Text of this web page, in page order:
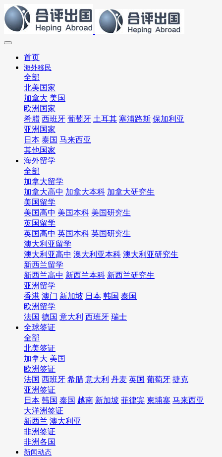
首页
海外移民
全部
北美国家
加拿大 美国
欧洲国家
希腊 西班牙 葡萄牙 土耳其 塞浦路斯 保加利亚
亚洲国家
日本 泰国 马来西亚
其他国家
海外留学
全部
加拿大留学
加拿大高中 加拿大本科 加拿大研究生
美国留学
美国高中 美国本科 美国研究生
英国留学
英国高中 英国本科 英国研究生
澳大利亚留学
澳大利亚高中 澳大利亚本科 澳大利亚研究生
新西兰留学
新西兰高中 新西兰本科 新西兰研究生
亚洲留学
香港 澳门 新加坡 日本 韩国 泰国
欧洲留学
法国 德国 意大利 西班牙 瑞士
全球签证
全部
北美签证
加拿大 美国
欧洲签证
法国 西班牙 希腊 意大利 丹麦 英国 葡萄牙 捷克
亚洲签证
日本 韩国 泰国 越南 新加坡 菲律宾 柬埔寨 马来西亚
大洋洲签证
新西兰 澳大利亚
非洲签证
非洲各国
新闻动态